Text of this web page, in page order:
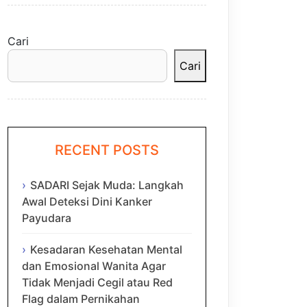
Cari
Cari
RECENT POSTS
SADARI Sejak Muda: Langkah
Awal Deteksi Dini Kanker
Payudara
Kesadaran Kesehatan Mental
dan Emosional Wanita Agar
Tidak Menjadi Cegil atau Red
Flag dalam Pernikahan